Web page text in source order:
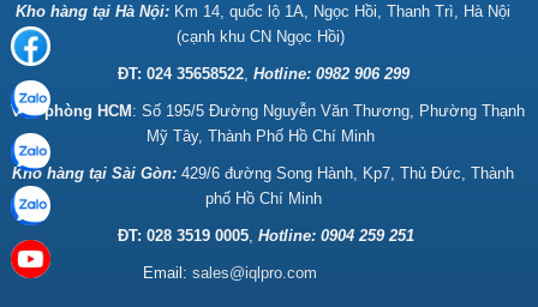
Kho hàng tại Hà Nội: Km 14, quốc lộ 1A, Ngọc Hồi, Thanh Trì, Hà Nội
(cạnh khu CN Ngọc Hồi)
ĐT: 024 35658522, Hotline: 0982 906 299
Văn phòng HCM: Số 195/5 Đường Nguyễn Văn Thương, Phường Thạnh
Mỹ Tây, Thành Phố Hồ Chí Minh
Kho hàng tại Sài Gòn: 429/6 đường Song Hành, Kp7, Thủ Đức, Thành
phố Hồ Chí Minh
ĐT: 028 3519 0005, Hotline: 0904 259 251
Email: sales@iqlpro.com